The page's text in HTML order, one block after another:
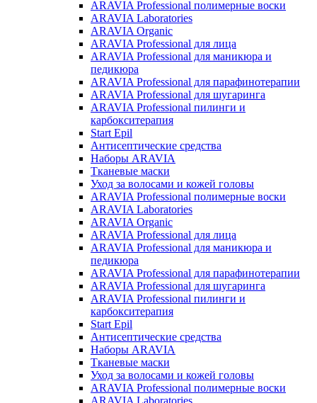
ARAVIA Professional полимерные воски
ARAVIA Laboratories
ARAVIA Organic
ARAVIA Professional для лица
ARAVIA Professional для маникюра и
педикюра
ARAVIA Professional для парафинотерапии
ARAVIA Professional для шугаринга
ARAVIA Professional пилинги и
карбокситерапия
Start Epil
Антисептические средства
Наборы ARAVIA
Тканевые маски
Уход за волосами и кожей головы
ARAVIA Professional полимерные воски
ARAVIA Laboratories
ARAVIA Organic
ARAVIA Professional для лица
ARAVIA Professional для маникюра и
педикюра
ARAVIA Professional для парафинотерапии
ARAVIA Professional для шугаринга
ARAVIA Professional пилинги и
карбокситерапия
Start Epil
Антисептические средства
Наборы ARAVIA
Тканевые маски
Уход за волосами и кожей головы
ARAVIA Professional полимерные воски
ARAVIA Laboratories